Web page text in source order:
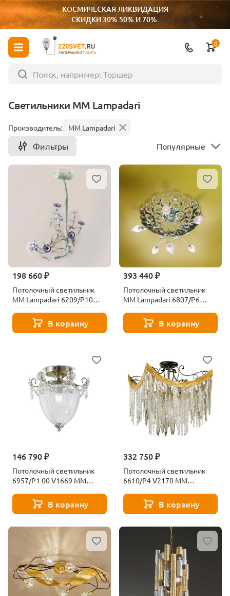
КОСМИЧЕСКАЯ ЛИКВИДАЦИЯ
СКИДКИ 30% 50% И 70%.
ГИПЕРМАРКЕТ СВЕТА
0
Светильники MM Lampadari
Производитель: MM Lampadari
Фильтры Популярные
198 660 ₽
Потолочный светильник
MM Lampadari 6209/P10
В корзину
393 440 ₽
Потолочный светильник
MM Lampadari 6807/P6
В корзину
146 790 ₽
Потолочный светильник
6957/P1 00 V1669 MM
В корзину
332 750 ₽
Потолочный светильник
6610/P4 V2170 MM
В корзину